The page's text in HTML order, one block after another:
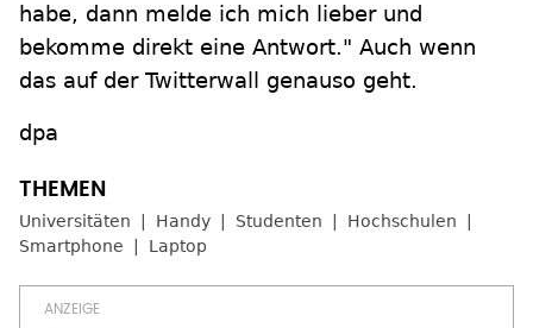
habe, dann melde ich mich lieber und
bekomme direkt eine Antwort." Auch wenn
das auf der Twitterwall genauso geht.
dpa
Universitäten Handy Studenten
Hochschulen
Smartphone
Laptop